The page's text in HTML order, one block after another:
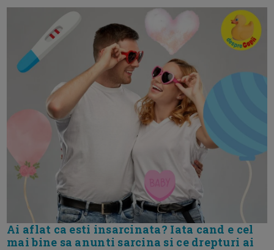
Ai aflat ca esti insarcinata? Iata cand e cel
mai bine sa anunti sarcina si ce drepturi ai